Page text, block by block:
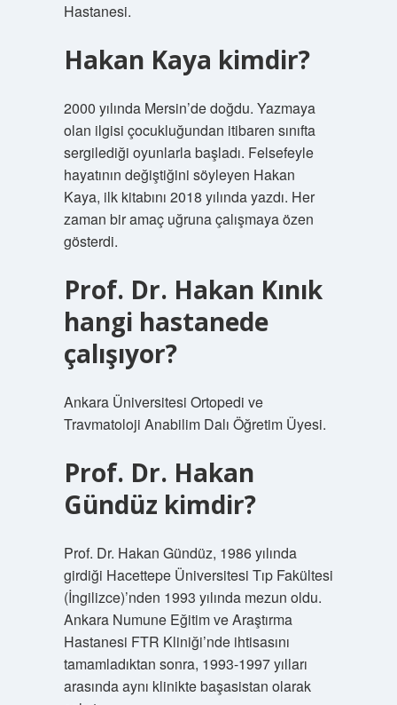
Hastanesi.
Hakan Kaya kimdir?
2000 yılında Mersin’de doğdu. Yazmaya
olan ilgisi çocukluğundan itibaren sınıfta
sergilediği oyunlarla başladı. Felsefeyle
hayatının değiştiğini söyleyen Hakan
Kaya, ilk kitabını 2018 yılında yazdı. Her
zaman bir amaç uğruna çalışmaya özen
gösterdi.
Prof. Dr. Hakan Kınık
hangi hastanede
çalışıyor?
Ankara Üniversitesi Ortopedi ve
Travmatoloji Anabilim Dalı Öğretim Üyesi.
Prof. Dr. Hakan
Gündüz kimdir?
Prof. Dr. Hakan Gündüz, 1986 yılında
girdiği Hacettepe Üniversitesi Tıp Fakültesi
(İngilizce)’nden 1993 yılında mezun oldu.
Ankara Numune Eğitim ve Araştırma
Hastanesi FTR Kliniği’nde ihtisasını
tamamladıktan sonra, 1993-1997 yılları
arasında aynı klinikte başasistan olarak